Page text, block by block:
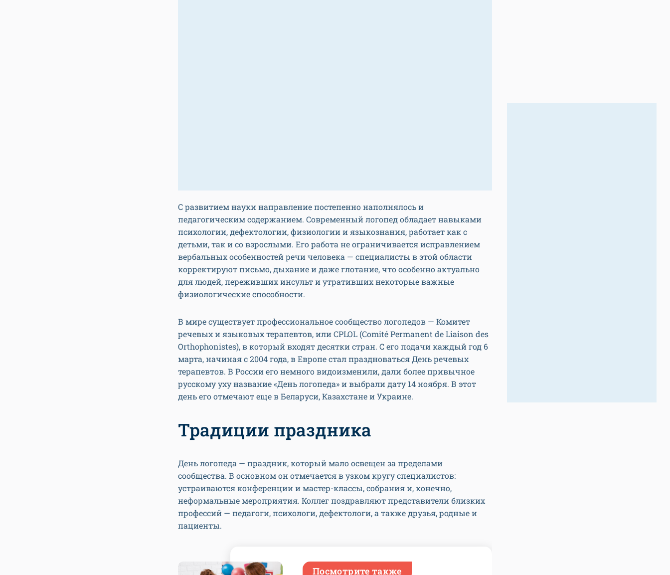
С развитием науки направление постепенно наполнялось и
педагогическим содержанием. Современный логопед обладает навыками
психологии, дефектологии, физиологии и языкознания, работает как с
детьми, так и со взрослыми. Его работа не ограничивается исправлением
вербальных особенностей речи человека — специалисты в этой области
корректируют письмо, дыхание и даже глотание, что особенно актуально
для людей, переживших инсульт и утративших некоторые важные
физиологические способности.
В мире существует профессиональное сообщество логопедов — Комитет
речевых и языковых терапевтов, или CPLOL (Comité Permanent de Liaison des
Orthophonistes), в который входят десятки стран. С его подачи каждый год 6
марта, начиная с 2004 года, в Европе стал праздноваться День речевых
терапевтов. В России его немного видоизменили, дали более привычное
русскому уху название «День логопеда» и выбрали дату 14 ноября. В этот
день его отмечают еще в Беларуси, Казахстане и Украине.
Традиции праздника
День логопеда — праздник, который мало освещен за пределами
сообщества. В основном он отмечается в узком кругу специалистов:
устраиваются конференции и мастер-классы, собрания и, конечно,
неформальные мероприятия. Коллег поздравляют представители близких
профессий — педагоги, психологи, дефектологи, а также друзья, родные и
пациенты.
Посмотрите также